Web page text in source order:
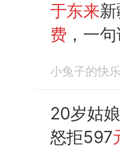
于东来
费 ，一
小兔子的快乐
20岁姑
怒拒597